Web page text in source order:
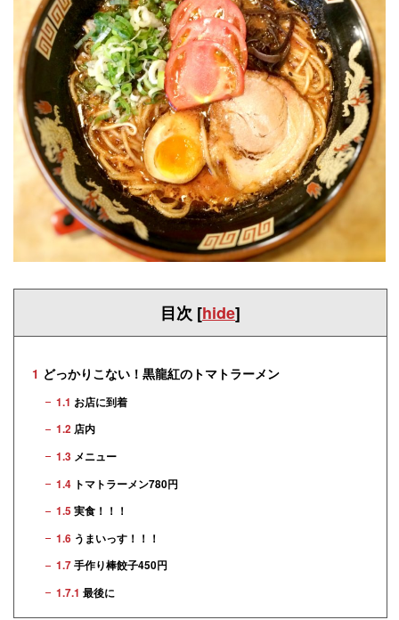
目次 [hide]
1 どっかりこない！黒龍紅のトマトラーメン
1.1 お店に到着
1.2 店内
1.3 メニュー
1.4 トマトラーメン780円
1.5 実食！！！
1.6 うまいっす！！！
1.7手作り棒餃子450円
1.7.1 最後に